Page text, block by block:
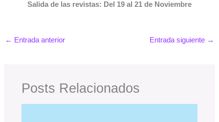
Salida de las revistas: Del 19 al 21 de Noviembre
← Entrada anterior Entrada siguiente →
Posts Relacionados